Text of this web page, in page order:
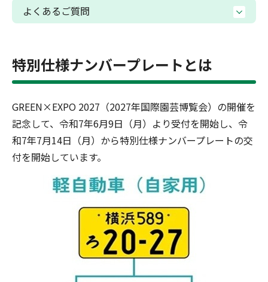
よくあるご質問
特別仕様ナンバープレートとは
GREEN×EXPO 2027（2027年国際園芸博覧会）の開催を
記念して、令和7年6月9日（月）より受付を開始し、令
和7年7月14日（月）から特別仕様ナンバープレートの交
付を開始しています。